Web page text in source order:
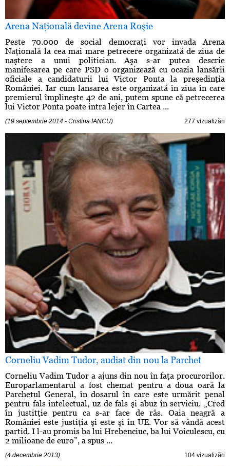
Arena Naţională devine Arena Roşie
Peste 70.000 de social democraţi vor invada Arena
Naţională la cea mai mare petrecere organizată de ziua de
naştere a unui politician. Aşa s-ar putea descrie
manifesarea pe care PSD o organizează cu ocazia lansării
oficiale a candidaturii lui Victor Ponta la preşedinţia
României. Iar cum lansarea este organizată în ziua în care
premierul împlineşte 42 de ani, putem spune că petrecerea
lui Victor Ponta poate intra lejer în Cartea ...
(19 septembrie 2014 - Cristina IANCU) 277 vizualizări
Corneliu Vadim Tudor, audiat din nou la Parchet
Corneliu Vadim Tudor a ajuns din nou în faţa procurorilor.
Europarlamentarul a fost chemat pentru a doua oară la
Parchetul General, în dosarul în care este urmărit penal
pentru fals intelectual, uz de fals şi abuz în serviciu. „Cred
în justitţie pentru ca s-ar face de râs. Oaia neagră a
României este justiţia şi este şi în UE. Vor să vândă acest
partid. I l-au promis ba lui Hrebenciuc, ba lui Voiculescu, cu
2 milioane de euro”, a spus ...
(4 decembrie 2013) 104 vizualizări